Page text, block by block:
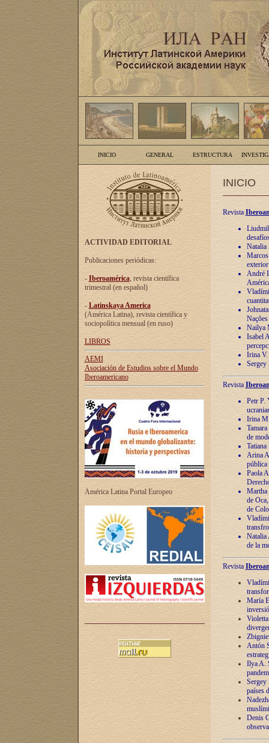
INICIO GENERAL ESTRUCTURA
ACTIVIDAD EDITORIAL
Publicaciones periódicas:
- Iberoamérica, revista científica
trimestral (en español)
- Latinskaya America
(América Latina), revista científica y
sociopolítica mensual (en ruso)
LIBROS
AEMI
Asociación de Estudios sobre el Mundo
Iberoamericano
América Latina Portal Europeo
INICIO
Revista
Natalia
André
Nailya
Isabel
Irina V.
Sergey
Revista
Petr P.
Irina
de
Arina
pública
Paola
Martha
de
de
Natalia
de la
Revista
María
Antón
Ilya A.
Sergey
países
Denis